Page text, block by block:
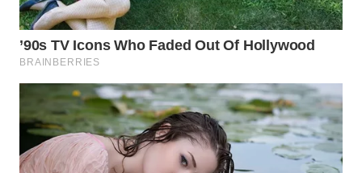
WAHANA
UMKM
WAHANA
SELEB
WAHANA
PERSONA